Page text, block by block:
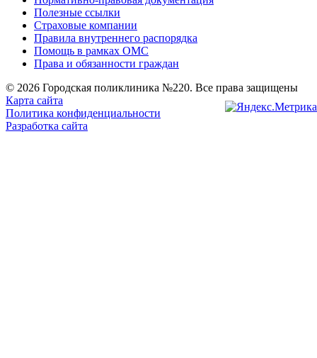
Полезные ссылки
Страховые компании
Правила внутреннего распорядка
Помощь в рамках ОМС
Права и обязанности граждан
© 2026 Городская поликлиника №220. Все права защищены
Карта сайта
Политика конфиденциальности
Разработка сайта